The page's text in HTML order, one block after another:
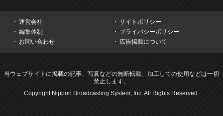
運営会社
サイトポリシー
編集体制
プライバシーポリシー
お問い合わせ
広告掲載について
当ウェブサイトに掲載の記事、写真などの無断転載、加工しての使用などは一切
禁止します。
Copyright Nippon Broadcasting System, Inc. All Rights Reserved.